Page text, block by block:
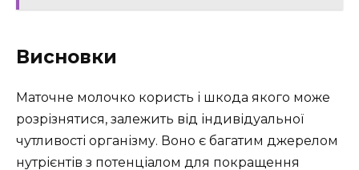
Висновки
Маточне молочко користь і шкода якого може
розрізнятися, залежить від індивідуальної
чутливості організму. Воно є багатим джерелом
нутрієнтів з потенціалом для покращення